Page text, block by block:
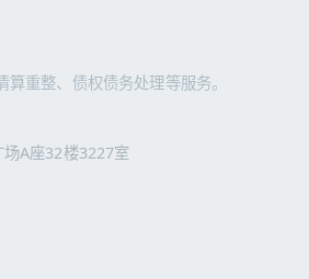
重整、债权债务处理等服务。
A座32楼3227室